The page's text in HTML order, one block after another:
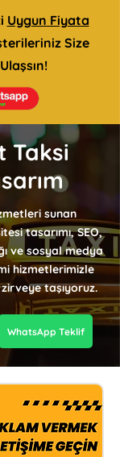
Uygun Fiyata
Size
Taksi
sunan
tasarımı, SEO,
ve sosyal medya
hizmetlerimizle
taşıyoruz.
WhatsApp Teklif